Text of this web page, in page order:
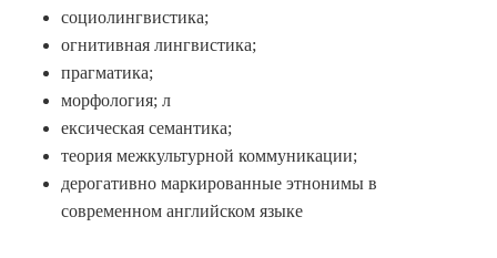
социолингвистика;
огнитивная лингвистика;
прагматика;
морфология; л
ексическая семантика;
теория межкультурной коммуникации;
дерогативно маркированные этнонимы в
современном английском языке